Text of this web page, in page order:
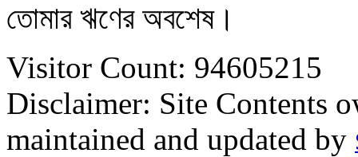
তোমার ঋণের অবশেষ।
Visitor Count: 94605215
Disclaimer: Site Contents
maintained and updated by